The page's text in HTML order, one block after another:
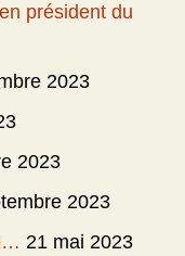
président du
2023
2023
2023
21 mai 2023